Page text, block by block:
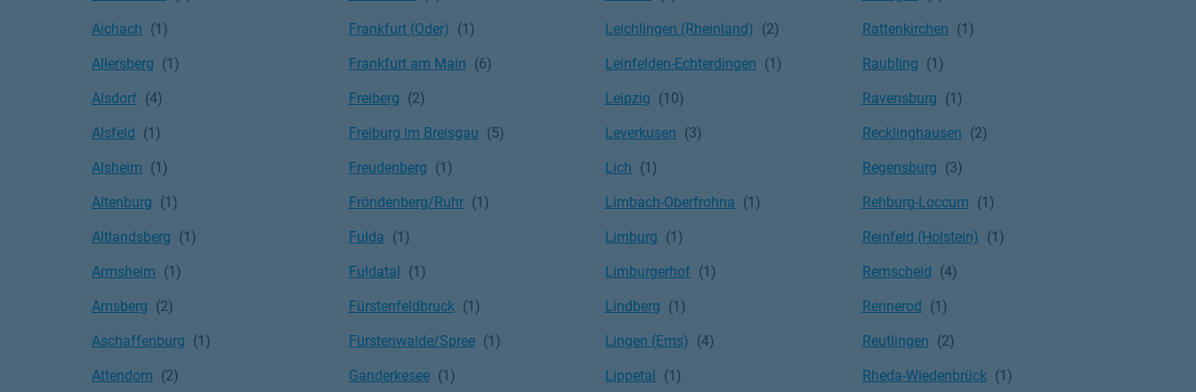
Aichach
Allersberg
Alsdorf
Alsfeld
Alsheim
Altenburg
Altlandsberg
Armsheim
Arnsberg
Aschaffenburg
Attendorn
Frankfurt (Oder)
Frankfurt am Main
Freiberg
Freiburg im Breisgau
Freudenberg
Fröndenberg/Ruhr
Fulda
Fuldatal
Fürstenfeldbruck
Fürstenwalde/Spree
Ganderkesee
Leichlingen (Rheinland)
Leinfelden-Echterdingen
Leipzig
Leverkusen
Lich
Limbach-Oberfrohna
Limburg
Limburgerhof
Lindberg
Lingen (Ems)
Lippetal
Rattenkirchen
Raubling
Ravensburg
Recklinghausen
Regensburg
Rehburg-Loccum
Reinfeld (Holstein)
Remscheid
Rennerod
Reutlingen
Rheda-Wiedenbrück